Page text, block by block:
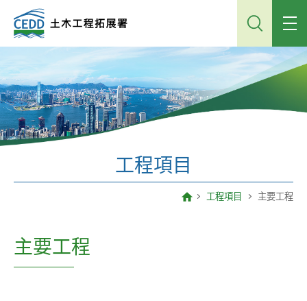
容
工程項目
工程項目 主要工程
主要工程